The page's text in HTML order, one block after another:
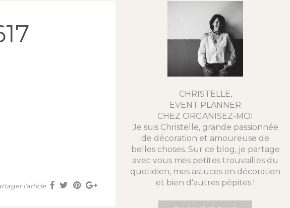
l'article
CHRISTELLE,
EVENT PLANNER
CHEZ ORGANISEZ-MOI
Je suis Christelle, grande passionnée
de décoration et amoureuse de
belles choses. Sur ce blog, je partage
avec vous mes petites trouvailles du
quotidien, mes astuces en décoration
et bien d’autres pépites !